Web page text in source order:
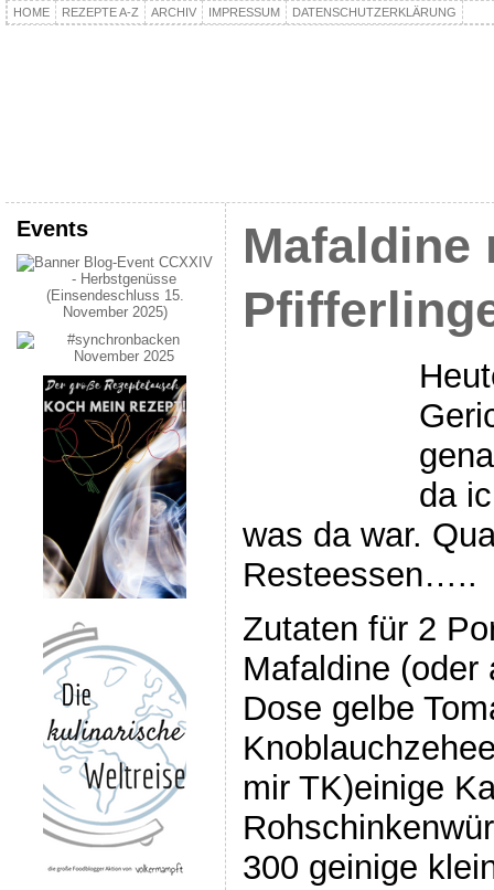
HOME REZEPTE A-Z ARCHIV IMPRESSUM DATENSCHUTZERKLÄRUNG
Events
Mafaldine
da
was da war.
Resteessen…..
Zutaten für 2
Mafaldine (oder
Dose gelbe
mir TK)einige
300 geinige